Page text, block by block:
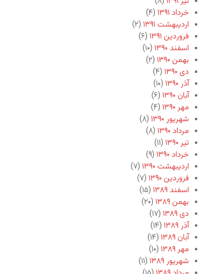
خرداد ۱۳۹۱
(۴)
اردیبهشت ۱۳۹۱
(۲)
فروردین ۱۳۹۱
(۶)
اسفند ۱۳۹۰
(۱۰)
بهمن ۱۳۹۰
(۲)
دی ۱۳۹۰
(۴)
آذر ۱۳۹۰
(۱۰)
آبان ۱۳۹۰
(۶)
مهر ۱۳۹۰
(۴)
شهریور ۱۳۹۰
(۸)
مرداد ۱۳۹۰
(۸)
تیر ۱۳۹۰
(۱۱)
خرداد ۱۳۹۰
(۹)
اردیبهشت ۱۳۹۰
(۷)
فروردین ۱۳۹۰
(۷)
اسفند ۱۳۸۹
(۱۵)
بهمن ۱۳۸۹
(۲۰)
دی ۱۳۸۹
(۱۷)
آذر ۱۳۸۹
(۱۴)
آبان ۱۳۸۹
(۱۴)
مهر ۱۳۸۹
(۱۰)
شهریور ۱۳۸۹
(۱۱)